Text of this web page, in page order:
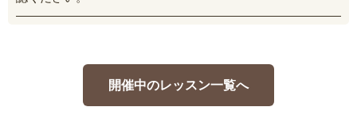
開催中のレッスン一覧へ